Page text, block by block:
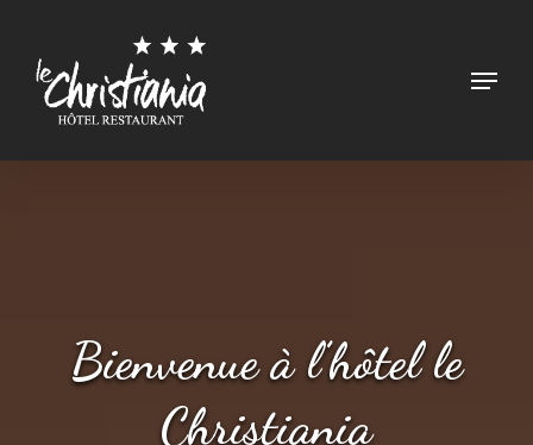
main
content
Menu
Bienvenue à l’hôtel le
Christiania